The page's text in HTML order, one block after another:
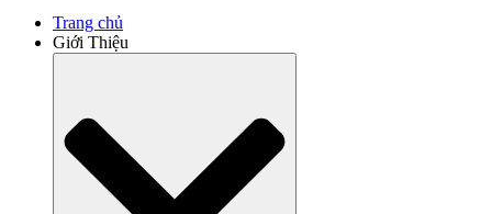
Trang chủ
Giới Thiệu